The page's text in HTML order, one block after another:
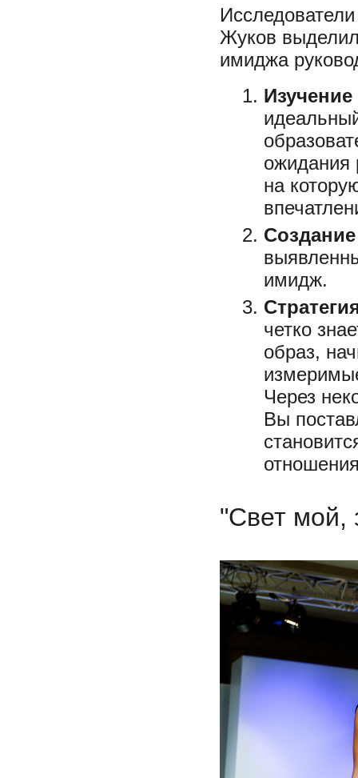
Жуков
имиджа
ожидания
на
имидж.
четко
образ,
Через
Вы
"Свет мой,